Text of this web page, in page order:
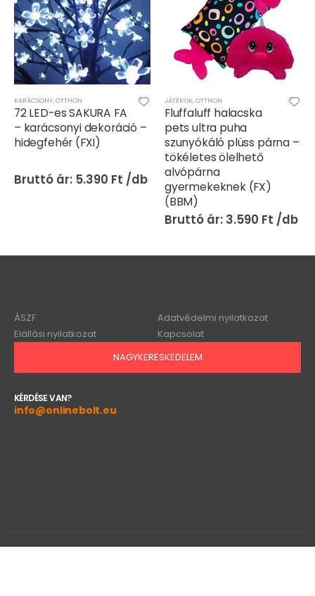
,TV-JÁTÉK
KARÁCSONY,OTTHON
72 LED-es SAKURA FA
– karácsonyi dekoráció –
hidegfehér (FXI)
5.390 Ft
JÁTÉKOK,OTTHON
Fluffaluff halacska
pets ultra puha
szunyókáló plüss párna –
tökéletes ölelhető
alvópárna
gyermekeknek (FX)
(BBM)
3.590 Ft
ÁSZF
Adatvédelmi nyilatkozat
Elállási nyilatkozat
Kapcsolat
NAGYKERESKEDELEM
KÉRDÉSE VAN?
info@onlinebolt.eu